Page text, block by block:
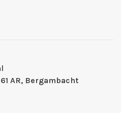
AR, Bergambacht